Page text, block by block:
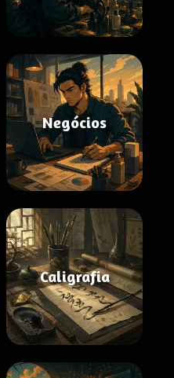
Negócios
Caligrafia